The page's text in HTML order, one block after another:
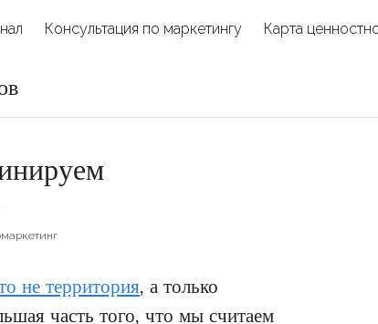
Консультация по маркетингу Карта
не территория, а только
часть того, что мы считаем